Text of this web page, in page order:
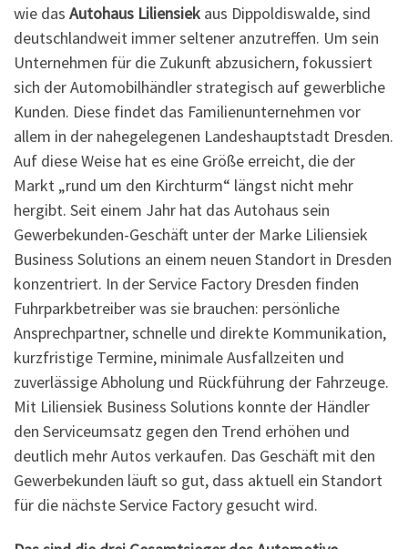
wie das Autohaus Liliensiek aus Dippoldiswalde, sind
deutschlandweit immer seltener anzutreffen. Um sein
Unternehmen für die Zukunft abzusichern, fokussiert
sich der Automobilhändler strategisch auf gewerbliche
Kunden. Diese findet das Familienunternehmen vor
allem in der nahegelegenen Landeshauptstadt Dresden.
Auf diese Weise hat es eine Größe erreicht, die der
Markt „rund um den Kirchturm“ längst nicht mehr
hergibt. Seit einem Jahr hat das Autohaus sein
Gewerbekunden-Geschäft unter der Marke Liliensiek
Business Solutions an einem neuen Standort in Dresden
konzentriert. In der Service Factory Dresden finden
Fuhrparkbetreiber was sie brauchen: persönliche
Ansprechpartner, schnelle und direkte Kommunikation,
kurzfristige Termine, minimale Ausfallzeiten und
zuverlässige Abholung und Rückführung der Fahrzeuge.
Mit Liliensiek Business Solutions konnte der Händler
den Serviceumsatz gegen den Trend erhöhen und
deutlich mehr Autos verkaufen. Das Geschäft mit den
Gewerbekunden läuft so gut, dass aktuell ein Standort
für die nächste Service Factory gesucht wird.